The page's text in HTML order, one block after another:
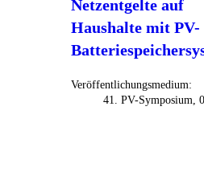
Netzentgelte auf
Haushalte mit PV-
Veröffentlichungsmedium:
41. PV-Symposium,